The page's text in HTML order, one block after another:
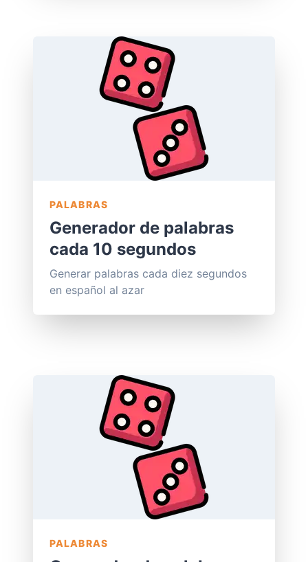
PALABRAS
Generador de palabras
cada 10 segundos
Generar palabras cada diez segundos
en español al azar
PALABRAS